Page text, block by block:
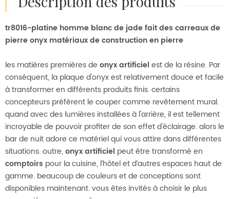
description des produits
tr8016-platine homme blanc de jade fait des carreaux de
pierre onyx matériaux de construction en pierre
les matières premières de onyx artificiel est de la résine. Par
conséquent, la plaque d'onyx est relativement douce et facile
à transformer en différents produits finis. certains
concepteurs préfèrent le couper comme revêtement mural.
quand avec des lumières installées à l'arrière, il est tellement
incroyable de pouvoir profiter de son effet d'éclairage. alors le
bar de nuit adore ce matériel qui vous attire dans différentes
situations. outre, onyx artificiel peut être transformé en
comptoirs pour la cuisine, l’hôtel et d’autres espaces haut de
gamme. beaucoup de couleurs et de conceptions sont
disponibles maintenant. vous êtes invités à choisir le plus